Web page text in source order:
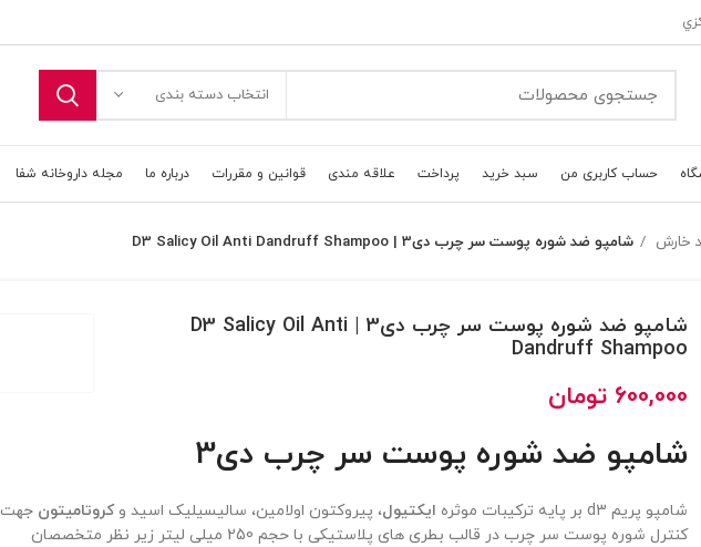
انتخاب دسته بندی
حساب کاربری من سبد خرید پرداخت علاقه مندی قوانین و مقررات درباره ما مجله داروخانه شفا
خارش شامپو ضد شوره پوست سر چرب دی3 | D3 Salicy Oil Anti Dandruff Shampoo
شامپو ضد شوره پوست سر چرب دی3 | D3 Salicy Oil Anti
Dandruff Shampoo
600,000 تومان
شامپو ضد شوره پوست سر چرب دی3
شامپو پریم d3 بر پایه ترکیبات موثره ایکتیول، پیروکتون اولامین، سالیسیلیک اسید و کروتامیتون جهت
کنترل شوره پوست سر چرب در قالب بطری های پلاستیکی با حجم 250 میلی لیتر زیر نظر متخصصان